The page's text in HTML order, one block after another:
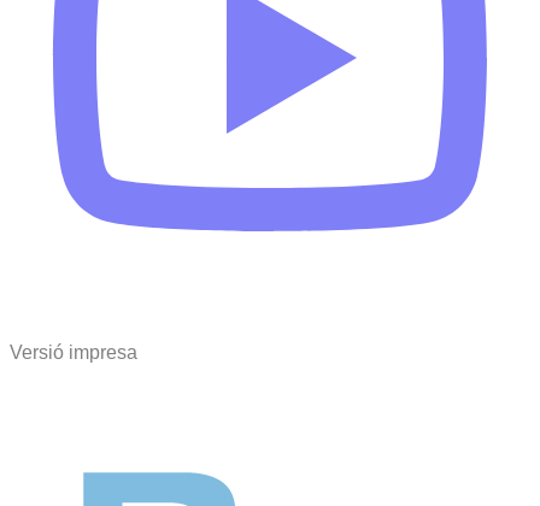
Versió impresa